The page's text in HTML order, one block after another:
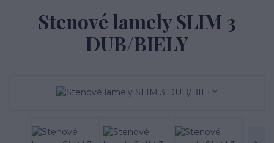
Stenové lamely SLIM 3
DUB/BIELY